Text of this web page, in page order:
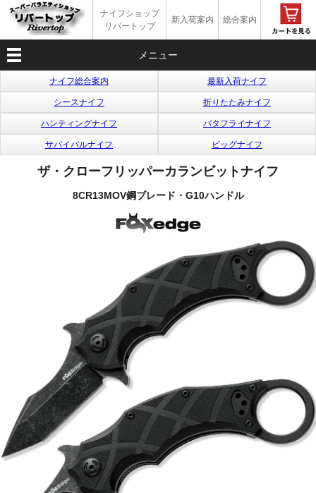
ナイフショップ
リバートップ
新入荷案内 総合案内
メニュー
ナイフ総合案内 最新入荷ナイフ
シースナイフ 折りたたみナイフ
ハンティングナイフ バタフライナイフ
サバイバルナイフ ビッグナイフ
ザ・クローフリッパーカランビットナイフ
8CR13MOV鋼ブレード・G10ハンドル